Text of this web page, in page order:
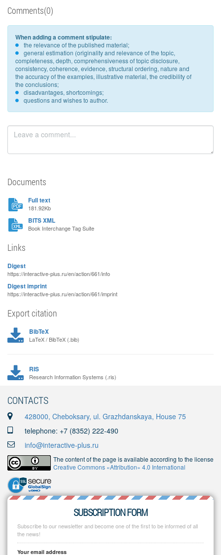
Comments(0)
When adding a comment stipulate:
the relevance of the published material;
general estimation (originality and relevance of the topic,
completeness, depth, comprehensiveness of topic disclosure,
consistency, coherence, evidence, structural ordering, nature and
the accuracy of the examples, illustrative material, the credibility of
the conclusions;
disadvantages, shortcomings;
questions and wishes to author.
Documents
Full text
181.92Kb
BITS XML
Book Interchange Tag Suite
Links
Digest
https://interactive-plus.ru/en/action/661/info
Digest imprint
https://interactive-plus.ru/en/action/661/imprint
Export citation
BibTeX
LaTeX / BibTeX (.bib)
RIS
Research Information Systems (.ris)
CONTACTS
428000, Cheboksary, ul. Grazhdanskaya, House 75
telephone: +7 (8352) 222-490
info@interactive-plus.ru
The content of the page is available according to the license
Creative Commons «Attribution» 4.0 International
SUBSCRIPTION FORM
Subscribe to our newsletter and become one of the first to be informed of all
the news!
Your email address